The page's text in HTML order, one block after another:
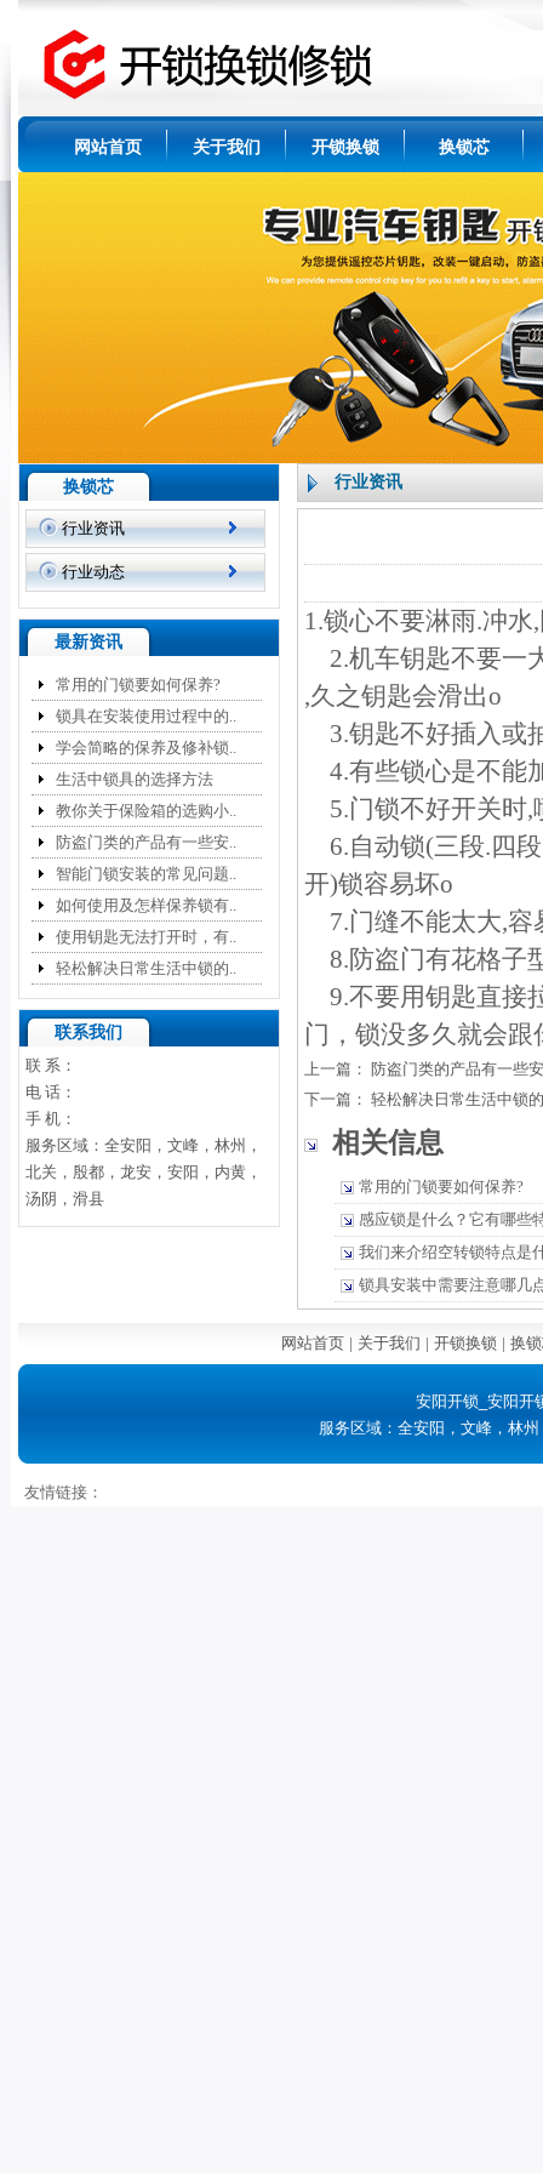
网站首页 关于我们 开锁换锁 换锁芯
换锁芯
行业资讯
行业动态
最新资讯
常用的门锁要如何保养?
锁具在安装使用过程中的..
学会简略的保养及修补锁..
生活中锁具的选择方法
教你关于保险箱的选购小..
防盗门类的产品有一些安..
智能门锁安装的常见问题..
如何使用及怎样保养锁有..
使用钥匙无法打开时，有..
轻松解决日常生活中锁的..
联系我们
联 系：
电 话：
手 机：
服务区域：全安阳，文峰，林州，
北关，殷都，龙安，安阳，内黄，
汤阴，滑县
行业资讯
1.锁心不要淋雨.冲
2.机车钥匙不要一
,久之钥匙会滑出o
3.钥匙不好插入或
4.有些锁心是不能
5.门锁不好开关时,
6.自动锁(三段.四
开)锁容易坏o
7.门缝不能太大,容
8.防盗门有花格子
9.不要用钥匙直接
门，锁没多久就会
上一篇：
防盗门类的产品有一些
下一篇： 轻松解决日常生活中锁
相关信息
常用的门锁要如何保养?
感应锁是什么？它有哪些
我们来介绍空转锁特点是
锁具安装中需要注意哪几
网站首页 | 关于我们 | 开锁换锁 | 换
安阳开锁_安阳开
服务区域：全安阳，文峰，林
友情链接：